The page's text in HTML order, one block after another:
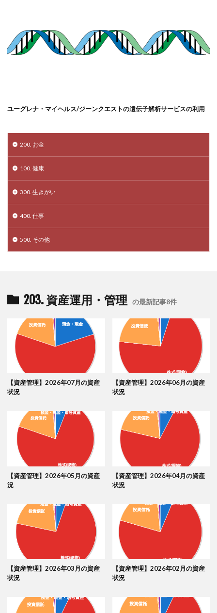
ユーグレナ・マイヘルス/ジーンクエストの遺伝子解析サービスの利用
200. お金
100. 健康
300. 生きがい
400. 仕事
500. その他
203. 資産運用・管理 の最新記事8件
【資産管理】2026年07月の資産
状況
【資産管理】2026年06月の資産
状況
【資産管理】2026年05月の資産
況
【資産管理】2026年04月の資産
状況
【資産管理】2026年03月の資産
状況
【資産管理】2026年02月の資産
状況